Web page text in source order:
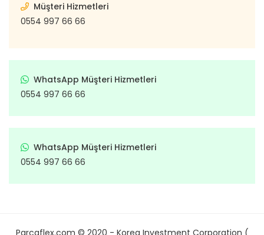
Müşteri Hizmetleri
0554 997 66 66
WhatsApp Müşteri Hizmetleri
0554 997 66 66
WhatsApp Müşteri Hizmetleri
0554 997 66 66
Parcaflex.com © 2020 - Korea Investment Corporation (